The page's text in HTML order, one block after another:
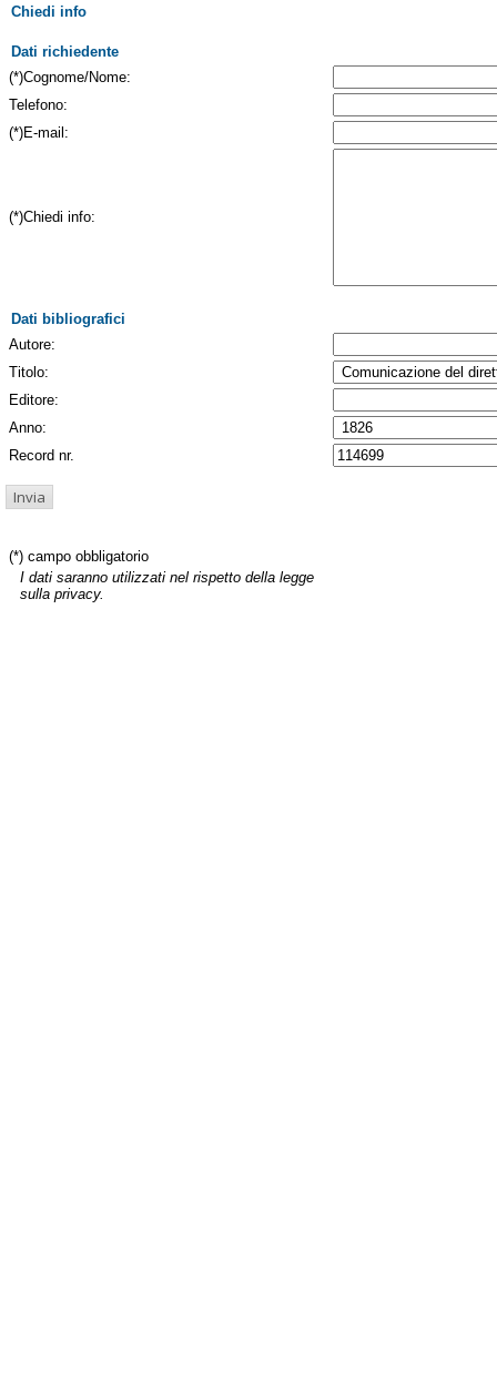
Chiedi info
Dati richiedente
(*)Cognome/Nome:
Telefono:
(*)E-mail:
(*)Chiedi info:
Dati bibliografici
Autore:
Titolo:
Editore:
Anno:
Record nr.
(*) campo obbligatorio
I dati saranno utilizzati nel rispetto della legge
sulla privacy.